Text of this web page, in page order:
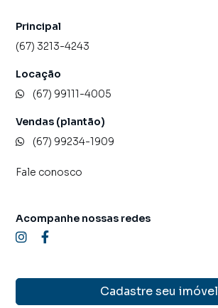
Principal
(67) 3213-4243
Locação
(67) 99111-4005
Vendas (plantão)
(67) 99234-1909
Fale conosco
Cadastre seu imóvel
Acompanhe nossas redes